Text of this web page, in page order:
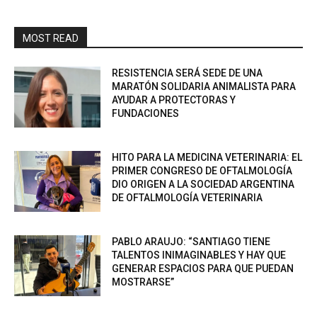
MOST READ
RESISTENCIA SERÁ SEDE DE UNA
MARATÓN SOLIDARIA ANIMALISTA PARA
AYUDAR A PROTECTORAS Y
FUNDACIONES
HITO PARA LA MEDICINA VETERINARIA: EL
PRIMER CONGRESO DE OFTALMOLOGÍA
DIO ORIGEN A LA SOCIEDAD ARGENTINA
DE OFTALMOLOGÍA VETERINARIA
PABLO ARAUJO: “SANTIAGO TIENE
TALENTOS INIMAGINABLES Y HAY QUE
GENERAR ESPACIOS PARA QUE PUEDAN
MOSTRARSE”